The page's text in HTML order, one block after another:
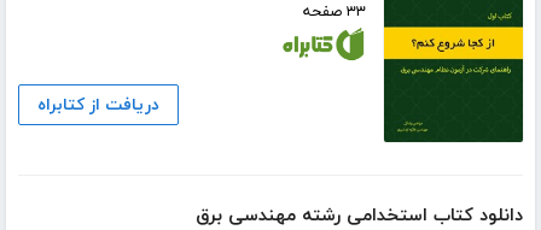
۳۳ صفحه
دریافت از کتابراه
دانلود کتاب استخدامی رشته مهندسی برق